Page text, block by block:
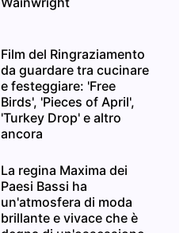
Film del Ringraziamento
da guardare tra cucinare
e festeggiare: 'Free
Birds', 'Pieces of April',
'Turkey Drop' e altro
ancora
La regina Maxima dei
Paesi Bassi ha
un'atmosfera di moda
brillante e vivace che è